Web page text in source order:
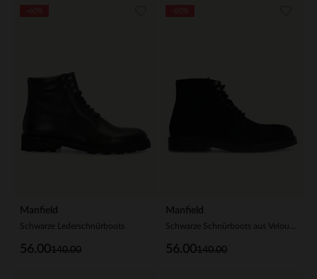
Manfield
Schwarze Lederschnürboots
140.00
56.00
Manfield
140.00
56.00